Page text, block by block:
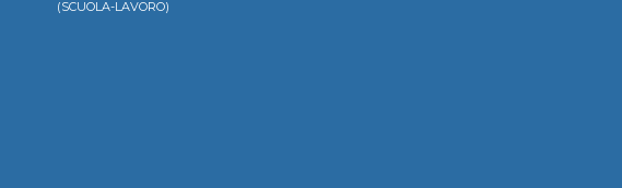
(SCUOLA-LAVORO)